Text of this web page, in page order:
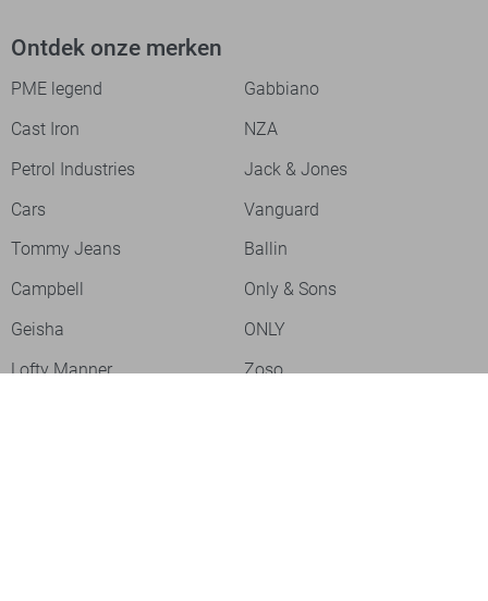
Ontdek onze merken
PME legend
Gabbiano
Cast Iron
NZA
Petrol Industries
Jack & Jones
Cars
Vanguard
Tommy Jeans
Ballin
Campbell
Only & Sons
Geisha
ONLY
Lofty Manner
Zoso